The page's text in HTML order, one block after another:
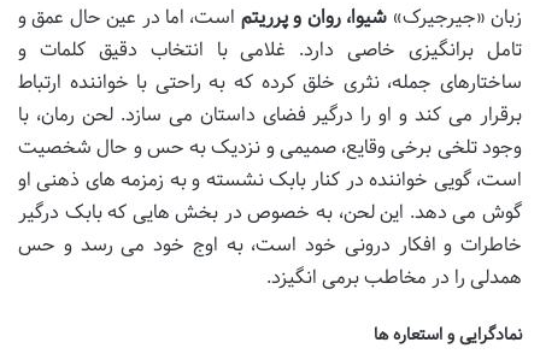
زبان «جیرجیرک» شیوا، روان و پرریتم است، اما در عین حال عمق و
تامل برانگیزی خاصی دارد. غلامی با انتخاب دقیق کلمات و
ساختارهای جمله، نثری خلق کرده که به راحتی با خواننده ارتباط
برقرار می کند و او را درگیر فضای داستان می سازد. لحن رمان، با
وجود تلخی برخی وقایع، صمیمی و نزدیک به حس و حال شخصیت
است، گویی خواننده در کنار بابک نشسته و به زمزمه های ذهنی او
گوش می دهد. این لحن، به خصوص در بخش هایی که بابک درگیر
خاطرات و افکار درونی خود است، به اوج خود می رسد و حس
همدلی را در مخاطب برمی انگیزد.
نمادگرایی و استعاره ها